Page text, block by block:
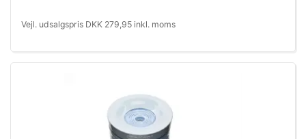
Vejl. udsalgspris DKK 279,95 inkl. moms